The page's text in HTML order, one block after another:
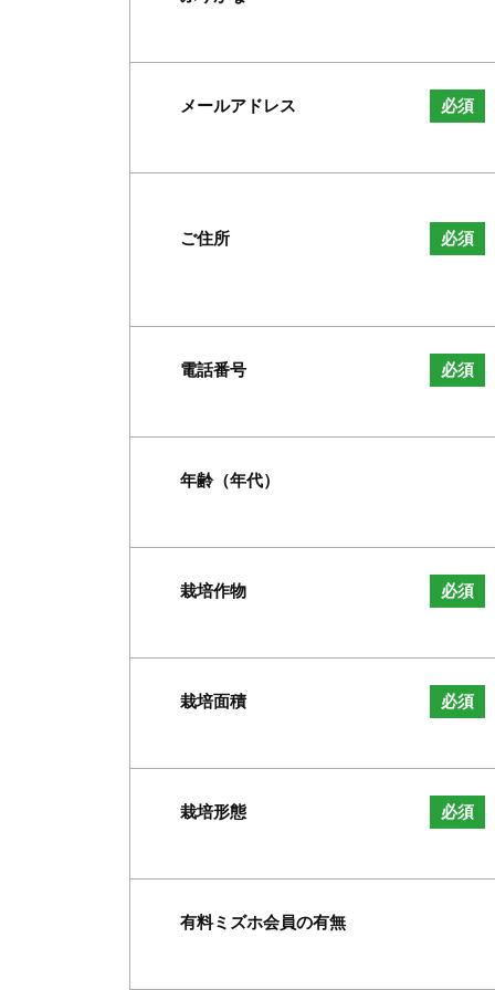
メールアドレス 必須
ご住所 必須
電話番号 必須
年齢（年代）
栽培作物 必須
栽培面積 必須
栽培形態 必須
有料ミズホ会員の有無